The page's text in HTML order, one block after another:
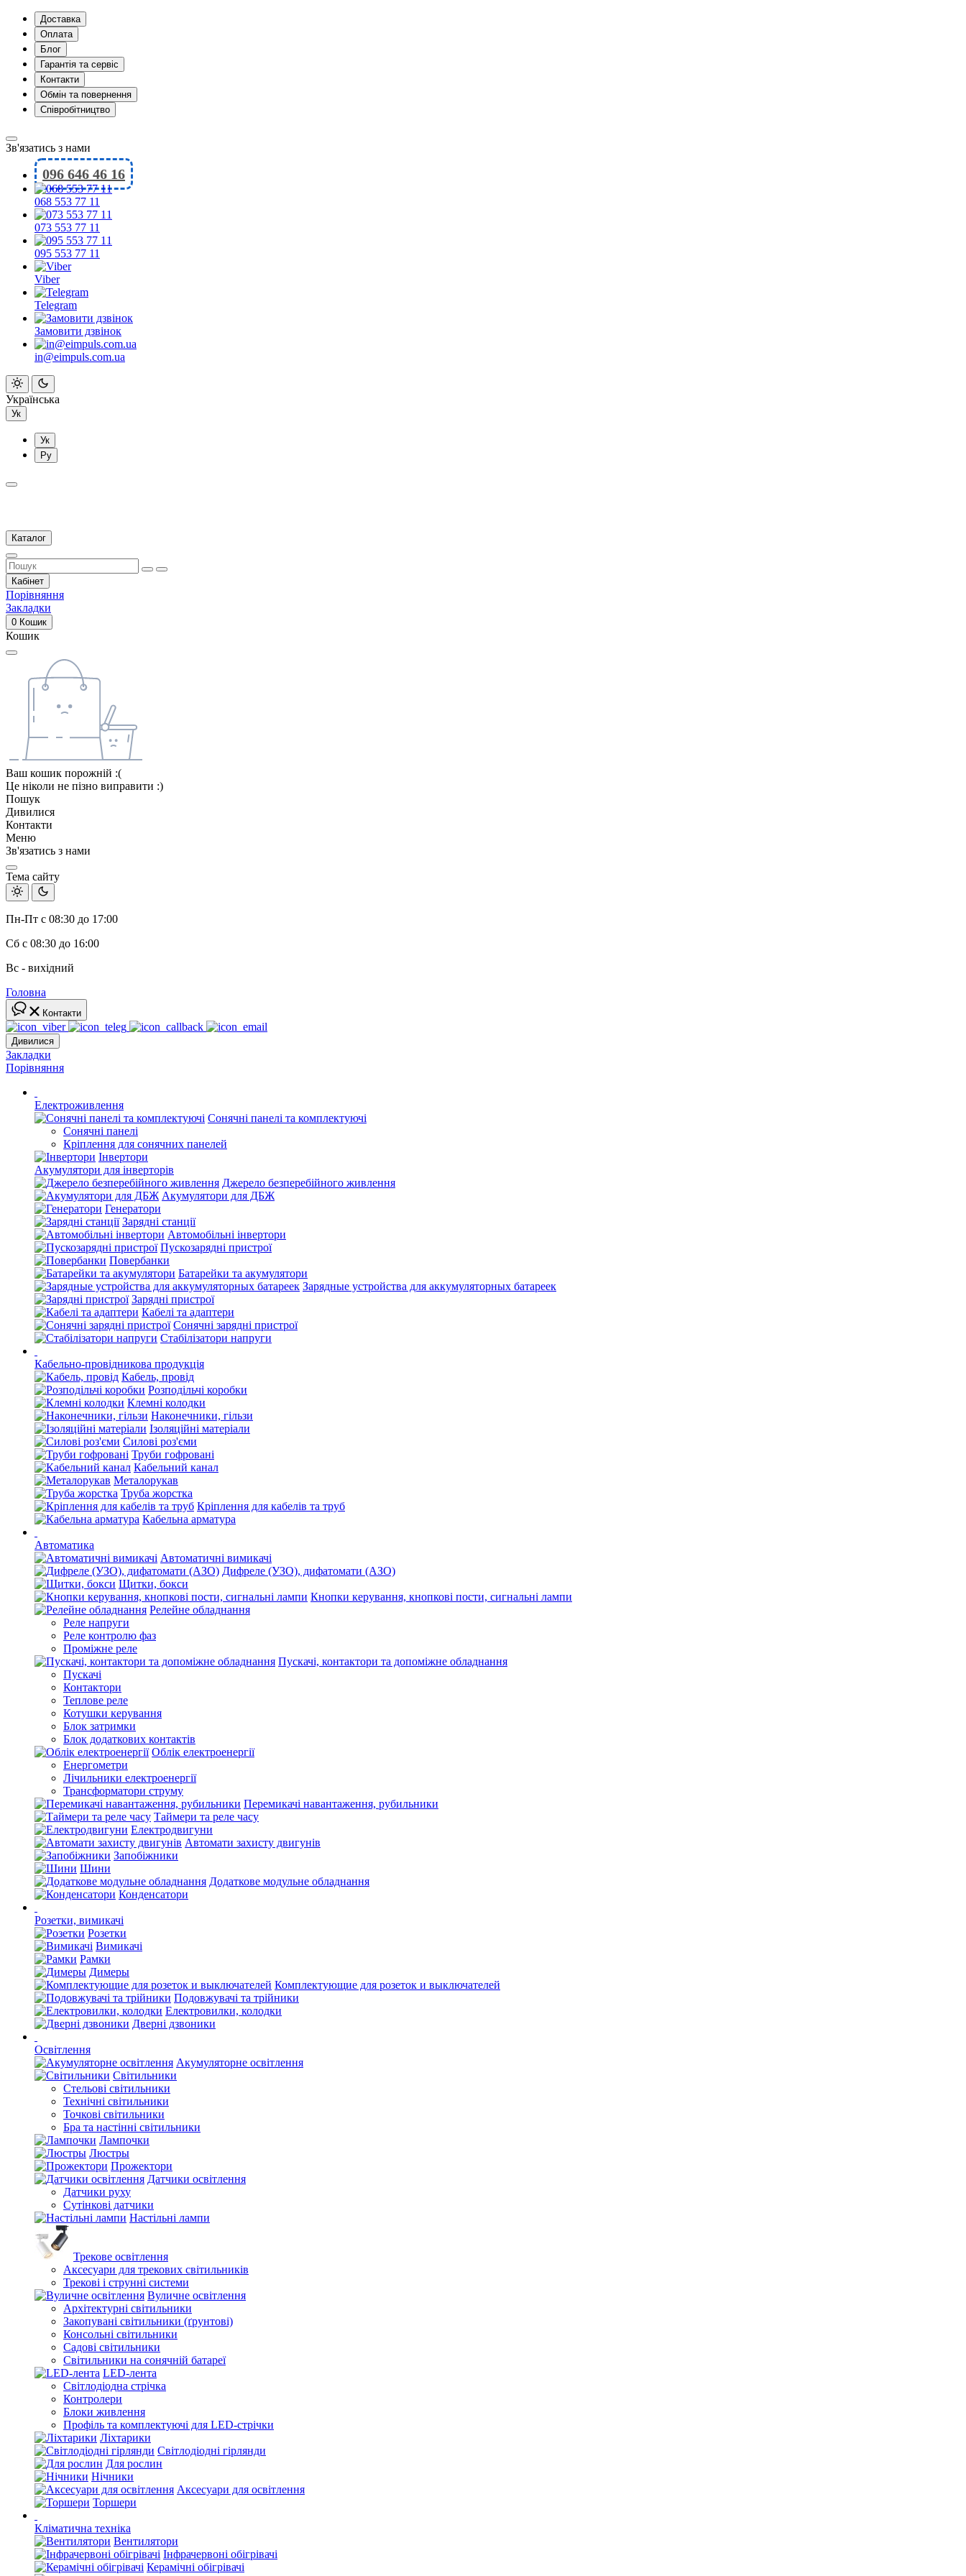
Доставка
Оплата
Блог
Гарантія та сервіс
Контакти
Обмін та повернення
Співробітництво
Зв'язатись з нами
096 646 46 16
068 553 77 11
073 553 77 11
095 553 77 11
Viber
Telegram
Замовити дзвінок
in@eimpuls.com.ua
Українська
Ук
Ук
Ру
Каталог
Кабінет
Порівняння
Закладки
0 Кошик
Кошик
Ваш кошик порожній :(
Це ніколи не пізно виправити :)
Пошук
Дивилися
Контакти
Меню
Зв'язатись з нами
Тема сайту
Пн-Пт с 08:30 до 17:00
Сб с 08:30 до 16:00
Вс - вихідний
Головна
Контакти
Дивилися
Закладки
Порівняння
Електроживлення
Сонячні панелі та комплектуючі
Сонячні панелі
Кріплення для сонячних панелей
Інвертори
Акумулятори для інверторів
Джерело безперебійного живлення
Акумулятори для ДБЖ
Генератори
Зарядні станції
Автомобільні інвертори
Пускозарядні пристрої
Повербанки
Батарейки та акумулятори
Зарядные устройства для аккумуляторных батареек
Зарядні пристрої
Кабелі та адаптери
Сонячні зарядні пристрої
Стабілізатори напруги
Кабельно-провідникова продукція
Кабель, провід
Розподільчі коробки
Клемні колодки
Наконечники, гільзи
Ізоляційні матеріали
Силові роз'єми
Труби гофровані
Кабельний канал
Металорукав
Труба жорстка
Кріплення для кабелів та труб
Кабельна арматура
Автоматика
Автоматичні вимикачі
Дифреле (УЗО), дифатомати (АЗО)
Щитки, бокси
Кнопки керування, кнопкові пости, сигнальні лампи
Релейне обладнання
Реле напруги
Реле контролю фаз
Проміжне реле
Пускачі, контактори та допоміжне обладнання
Пускачі
Контактори
Теплове реле
Котушки керування
Блок затримки
Блок додаткових контактів
Облік електроенергії
Енергометри
Лічильники електроенергії
Трансформатори струму
Перемикачі навантаження, рубильники
Таймери та реле часу
Електродвигуни
Автомати захисту двигунів
Запобіжники
Шини
Додаткове модульне обладнання
Конденсатори
Розетки, вимикачі
Розетки
Вимикачі
Рамки
Димеры
Комплектующие для розеток и выключателей
Подовжувачі та трійники
Електровилки, колодки
Дверні дзвоники
Освітлення
Акумуляторне освітлення
Світильники
Стельові світильники
Технічні світильники
Точкові світильники
Бра та настінні світильники
Лампочки
Люстры
Прожектори
Датчики освітлення
Датчики руху
Сутінкові датчики
Настільні лампи
Трекове освітлення
Аксесуари для трекових світильників
Трекові і струнні системи
Вуличне освітлення
Архітектурні світильники
Закопувані світильники (ґрунтові)
Консольні світильники
Садові світильники
Світильники на сонячній батареї
LED-лента
Світлодіодна стрічка
Контролери
Блоки живлення
Профіль та комплектуючі для LED-стрічки
Ліхтарики
Світлодіодні гірлянди
Для рослин
Нічники
Аксесуари для освітлення
Торшери
Кліматична техніка
Вентилятори
Інфрачервоні обігрівачі
Керамічні обігрівачі